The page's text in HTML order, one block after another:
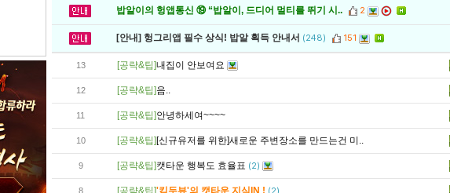
밥알이의 헝앱통신 ⑲ “밥알이, 드디어 멀티를 뛰기 시.. 2
[안내] 헝그리앱 필수 상식! 밥알 획득 안내서 (248) 151
13 [공략&팁]내집이 안보여요
12 [공략&팁]음..
11 [공략&팁]안녕하세여~~~~
10 [공략&팁] [신규유저를 위한]새로운 주변장소를 만드는건 미..
9 [공략&팁]캣타운 행복도 효율표 (2)
8 [공략&팁]'킴두뷰'의 캣타운 지식IN !